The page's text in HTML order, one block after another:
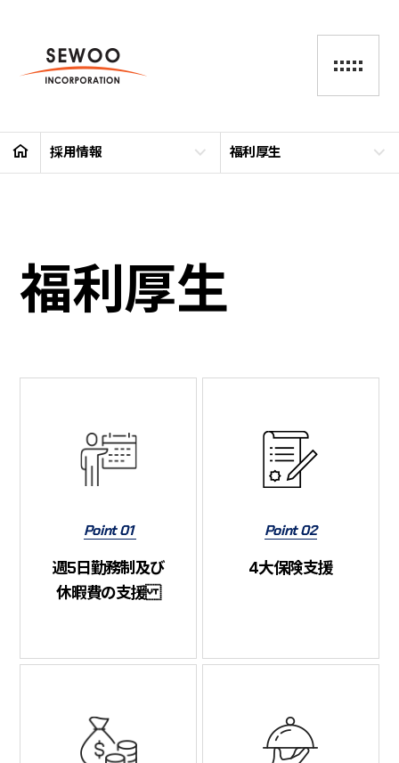
採用情報 福利厚生
福利厚生
Point 01
週5日勤務制及び
休暇費の支援
Point 02
4大保険支援